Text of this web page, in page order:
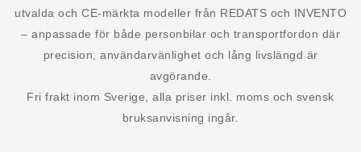
utvalda och CE-märkta modeller från REDATS och INVENTO
– anpassade för både personbilar och transportfordon där
precision, användarvänlighet och lång livslängd är
avgörande.
Fri frakt inom Sverige, alla priser inkl. moms och svensk
bruksanvisning ingår.